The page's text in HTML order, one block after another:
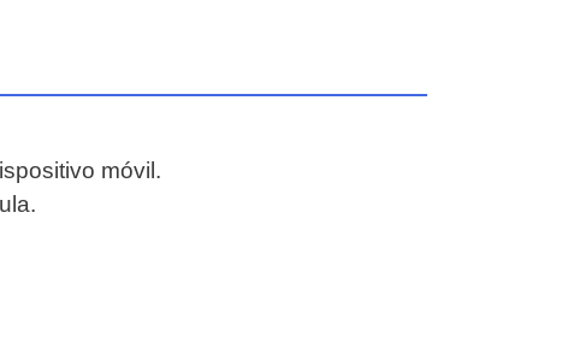
móvil.